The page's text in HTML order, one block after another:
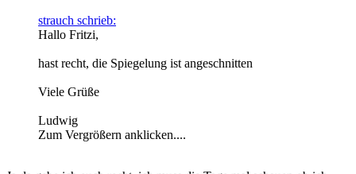
strauch schrieb:
Hallo Fritzi,
hast recht, die Spiegelung ist angeschnitten
Viele Grüße
Ludwig
Zum Vergrößern anklicken....